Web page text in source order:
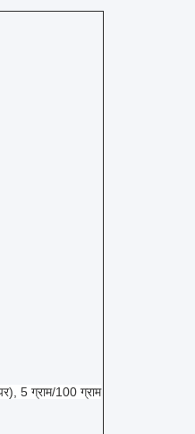
5 ग्राम/100 ग्राम